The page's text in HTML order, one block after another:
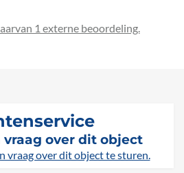
1 externe beoordeling.
vraag over dit object
vraag over dit object te sturen.